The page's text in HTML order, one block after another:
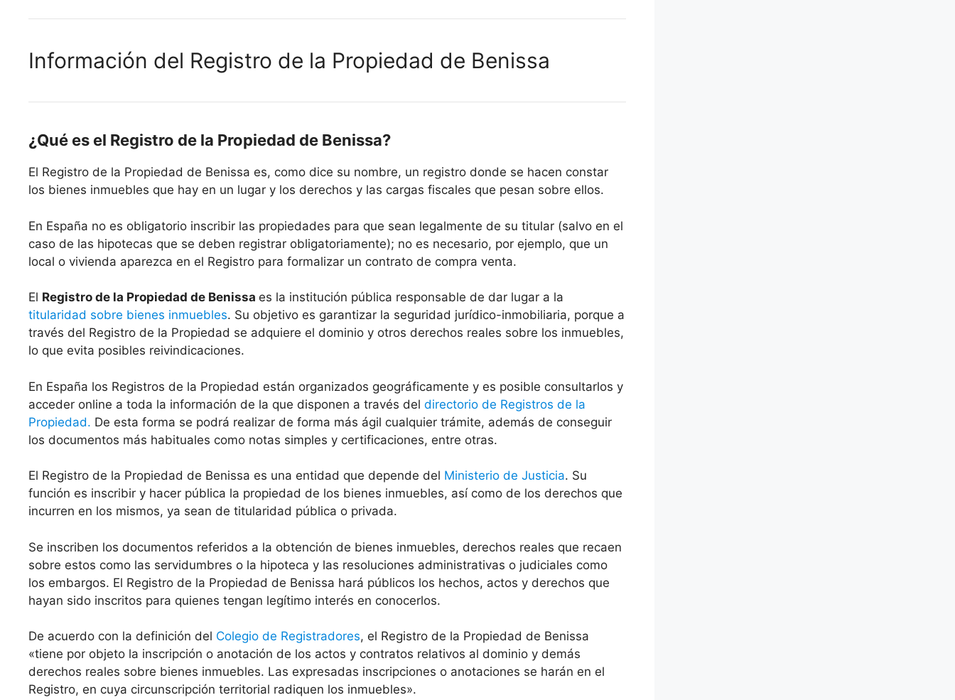
Información del Registro de la Propiedad de Benissa
¿Qué es el Registro de la Propiedad de Benissa?
El Registro de la Propiedad de Benissa es, como dice su nombre, un registro donde se hacen constar
los bienes inmuebles que hay en un lugar y los derechos y las cargas fiscales que pesan sobre ellos.
En España no es obligatorio inscribir las propiedades para que sean legalmente de su titular (salvo en el
caso de las hipotecas que se deben registrar obligatoriamente); no es necesario, por ejemplo, que un
local o vivienda aparezca en el Registro para formalizar un contrato de compra venta.
El Registro de la Propiedad de Benissa es la institución pública responsable de dar lugar a la
titularidad sobre bienes inmuebles. Su objetivo es garantizar la seguridad jurídico-inmobiliaria, porque a
través del Registro de la Propiedad se adquiere el dominio y otros derechos reales sobre los inmuebles,
lo que evita posibles reivindicaciones.
En España los Registros de la Propiedad están organizados geográficamente y es posible consultarlos y
acceder online a toda la información de la que disponen a través del directorio de Registros de la
Propiedad. De esta forma se podrá realizar de forma más ágil cualquier trámite, además de conseguir
los documentos más habituales como notas simples y certificaciones, entre otras.
El Registro de la Propiedad de Benissa es una entidad que depende del Ministerio de Justicia. Su
función es inscribir y hacer pública la propiedad de los bienes inmuebles, así como de los derechos que
incurren en los mismos, ya sean de titularidad pública o privada.
Se inscriben los documentos referidos a la obtención de bienes inmuebles, derechos reales que recaen
sobre estos como las servidumbres o la hipoteca y las resoluciones administrativas o judiciales como
los embargos. El Registro de la Propiedad de Benissa hará públicos los hechos, actos y derechos que
hayan sido inscritos para quienes tengan legítimo interés en conocerlos.
De acuerdo con la definición del Colegio de Registradores, el Registro de la Propiedad de Benissa
«tiene por objeto la inscripción o anotación de los actos y contratos relativos al dominio y demás
derechos reales sobre bienes inmuebles. Las expresadas inscripciones o anotaciones se harán en el
Registro, en cuya circunscripción territorial radiquen los inmuebles».